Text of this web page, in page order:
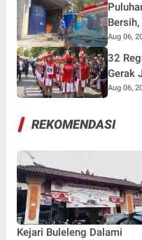
Liter
Aug 06,
32
Gerak
Hadiah
Aug 06,
REKOMENDASI
Kejari Buleleng Dalami